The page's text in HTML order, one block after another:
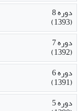
دوره 8
(1393)
دوره 7
(1392)
دوره 6
(1391)
دوره 5